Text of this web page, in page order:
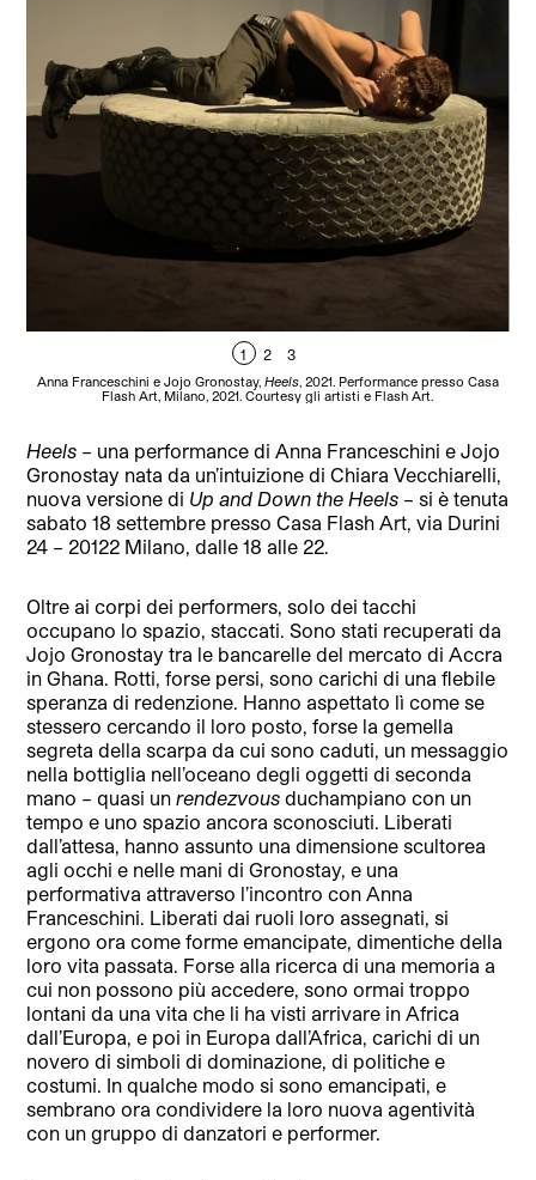
1 2 3
Anna Franceschini e Jojo Gronostay, Heels, 2021. Performance presso Casa
Flash Art, Milano, 2021. Courtesy gli artisti e Flash Art.
Heels – una performance di Anna Franceschini e Jojo
Gronostay nata da un’intuizione di Chiara Vecchiarelli,
nuova versione di Up and Down the Heels – si è tenuta
sabato 18 settembre presso Casa Flash Art, via Durini
24 – 20122 Milano, dalle 18 alle 22.
Oltre ai corpi dei performers, solo dei tacchi
occupano lo spazio, staccati. Sono stati recuperati da
Jojo Gronostay tra le bancarelle del mercato di Accra
in Ghana. Rotti, forse persi, sono carichi di una flebile
speranza di redenzione. Hanno aspettato lì come se
stessero cercando il loro posto, forse la gemella
segreta della scarpa da cui sono caduti, un messaggio
nella bottiglia nell’oceano degli oggetti di seconda
mano – quasi unrendezvous duchampiano con un
tempo e uno spazio ancora sconosciuti. Liberati
dall’attesa, hanno assunto una dimensione scultorea
agli occhi e nelle mani di Gronostay, e una
performativa attraverso l’incontro con Anna
Franceschini. Liberati dai ruoli loro assegnati, si
ergono ora come forme emancipate, dimentiche della
loro vita passata. Forse alla ricerca di una memoria a
cui non possono più accedere, sono ormai troppo
lontani da una vita che li ha visti arrivare in Africa
dall’Europa, e poi in Europa dall’Africa, carichi di un
novero di simboli di dominazione, di politiche e
costumi. In qualche modo si sono emancipati, e
sembrano ora condividere la loro nuova agentività
con un gruppo di danzatori e performer.